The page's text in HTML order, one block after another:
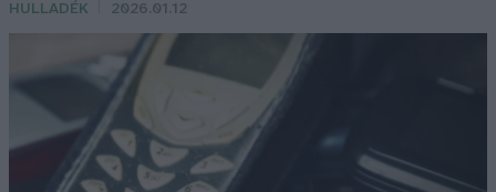
HULLADÉK 2026.01.12